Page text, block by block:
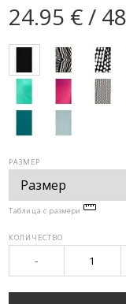
24.95 € /
РАЗМЕР
Таблица с размери
КОЛИЧЕСТВО
-